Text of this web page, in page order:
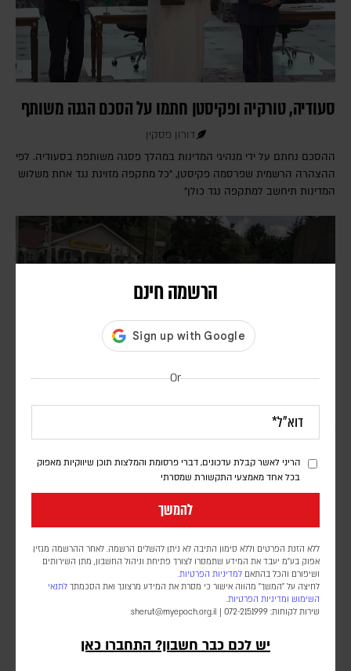
הרשמה חינם
Or
הריני לאשר קבלת עדכונים, דברי פרסומת והמלצות תוכן שיווקיות מאפוק
בכל אחד מאמצעי התקשורת שמסרתי
להמשך
ללא הזנת הפרטים וללא סימון התיבה לא ניתן להשלים הרשמה. לאחר ההרשמה מגזין
אפוק בע״מ יעבד את המידע שתמסרו לצורך פתיחת וניהול החשבון, מתן השירותים
ושיפורם והכל בהתאם למדיניות הפרטיות.
לחיצה על "המשך" מהווה אישור כי מסרת את המידע מרצונך ואת הסכמתך לתנאי
השימוש ומדיניות הפרטיות.
שירות לקוחות: 072-2151999 |
sherut@myepoch.org.il
יש לכם כבר חשבון? התחברו כאן
סעודיה, טורקיה ופקיסטן חתמו על הסכם הגנה משותף
דורון פסקין
ההסכם נחתם על ידי מנהיגי המדינות במהלך פסגה משותפת בסעודיה. לפי
ההצהרה הרשמית שפרסמה פקיסטן, "כל מתקפה מזוינת נגד אחת משלוש
המדינות תיחשב למתקפה נגד כולן"
בעקבות בקשתו של טראמפ – הפרלמנט באוגנדה אישר
שליחת חיילים לרצועת עזה במסגרת כוח הייצוב
הבין-לאומי
דורון פסקין
מספר החיילים ומועד פריסתם טרם פורסמו. הכוח הבין-לאומי עדיין לא
נפרס ברצועה, וממתין ליישום השלב השני וכניסת המנהלת הפלסטינית
שאמורה לנהל את הרצועה